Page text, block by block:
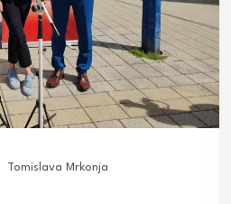
Tomislava Mrkonja